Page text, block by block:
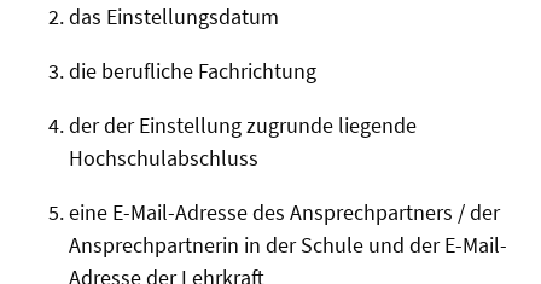
das Einstellungsdatum
die berufliche Fachrichtung
der der Einstellung zugrunde liegende
Hochschulabschluss
eine E-Mail-Adresse des Ansprechpartners / der
Ansprechpartnerin in der Schule und der E-Mail-
Adresse der Lehrkraft